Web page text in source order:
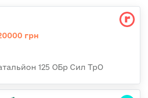
грн
125 ОБр Сил ТрО